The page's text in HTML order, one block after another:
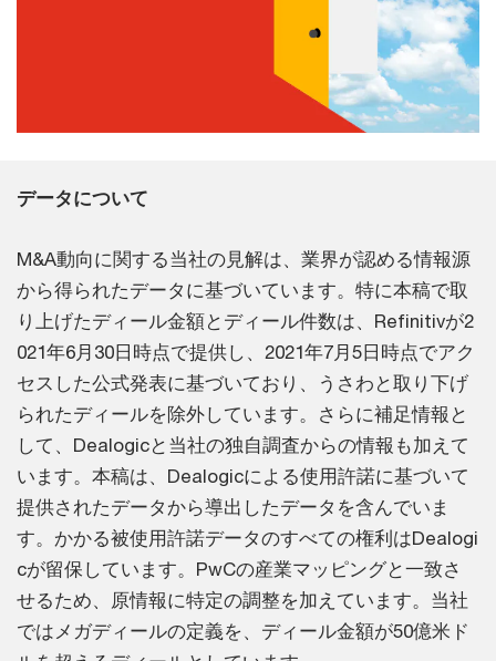
データについて
M&A動向に関する当社の見解は、業界が認める情報源
から得られたデータに基づいています。特に本稿で取
り上げたディール金額とディール件数は、Refinitivが2
021年6月30日時点で提供し、2021年7月5日時点でアク
セスした公式発表に基づいており、うさわと取り下げ
られたディールを除外しています。さらに補足情報と
して、Dealogicと当社の独自調査からの情報も加えて
います。本稿は、Dealogicによる使用許諾に基づいて
提供されたデータから導出したデータを含んでいま
す。かかる被使用許諾データのすべての権利はDealogi
cが留保しています。PwCの産業マッピングと一致さ
せるため、原情報に特定の調整を加えています。当社
ではメガディールの定義を、ディール金額が50億米ド